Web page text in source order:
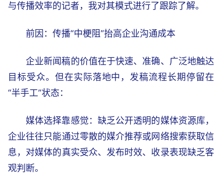
与传播效率的记者，我对其模式进行了跟踪了解。
前因：传播“中梗阻”抬高企业沟通成本
企业新闻稿的价值在于快速、准确、广泛地触达
目标受众。但在实际落地中，发稿流程长期停留在
“半手工”状态：
媒体选择靠感觉：缺乏公开透明的媒体资源库，
企业往往只能通过零散的媒介推荐或网络搜索获取信
息，对媒体的真实受众、发布时效、收录表现缺乏客
观判断。